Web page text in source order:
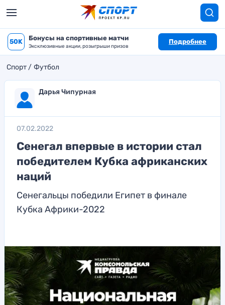
50K Бонусы на спортивные матчи
Эксклюзивные акции, розыгрыши призов
Подробнее
Спорт Футбол
Дарья Чипурная
07.02.2022
Сенегал впервые в истории стал
победителем Кубка африканских
наций
Сенегальцы победили Египет в финале
Кубка Африки-2022